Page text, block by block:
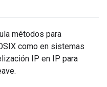
métodos para
como en sistemas
IP en IP para